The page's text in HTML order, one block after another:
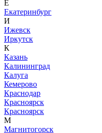
Е
Екатеринбург
И
Ижевск
Иркутск
К
Казань
Калининград
Калуга
Кемерово
Краснодар
Красноярск
Красноярск
М
Магнитогорск